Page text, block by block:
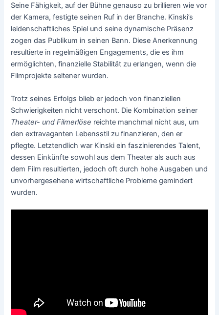
Seine Fähigkeit, auf der Bühne genauso zu brillieren wie vor
der Kamera, festigte seinen Ruf in der Branche. Kinski’s
leidenschaftliches Spiel und seine dynamische Präsenz
zogen das Publikum in seinen Bann. Diese Anerkennung
resultierte in regelmäßigen Engagements, die es ihm
ermöglichten, finanzielle Stabilität zu erlangen, wenn die
Filmprojekte seltener wurden.
Trotz seines Erfolgs blieb er jedoch von finanziellen
Schwierigkeiten nicht verschont. Die Kombination seiner
Theater- und Filmerlöse reichte manchmal nicht aus, um
den extravaganten Lebensstil zu finanzieren, den er
pflegte. Letztendlich war Kinski ein faszinierendes Talent,
dessen Einkünfte sowohl aus dem Theater als auch aus
dem Film resultierten, jedoch oft durch hohe Ausgaben und
unvorhergesehene wirtschaftliche Probleme gemindert
wurden.